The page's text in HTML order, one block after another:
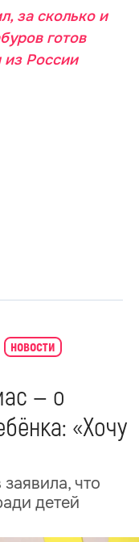
за сколько и
готов
из России
новости
— о
«Хочу
что
детей